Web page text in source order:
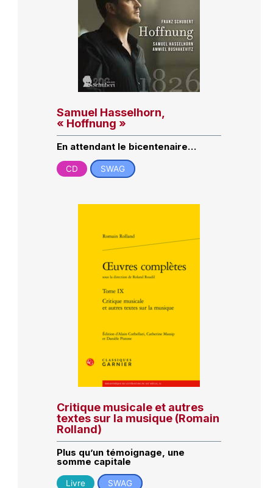
Samuel Hasselhorn,
« Hoffnung »
En attendant le bicentenaire…
CD SWAG
Critique musicale et autres
textes sur la musique (Romain
Rolland)
Plus qu’un témoignage, une
somme capitale
Livre SWAG